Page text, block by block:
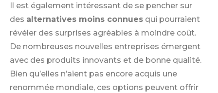
Il est également intéressant de se pencher sur
des alternatives moins connues qui pourraient
révéler des surprises agréables à moindre coût.
De nombreuses nouvelles entreprises émergent
avec des produits innovants et de bonne qualité.
Bien qu’elles n’aient pas encore acquis une
renommée mondiale, ces options peuvent offrir